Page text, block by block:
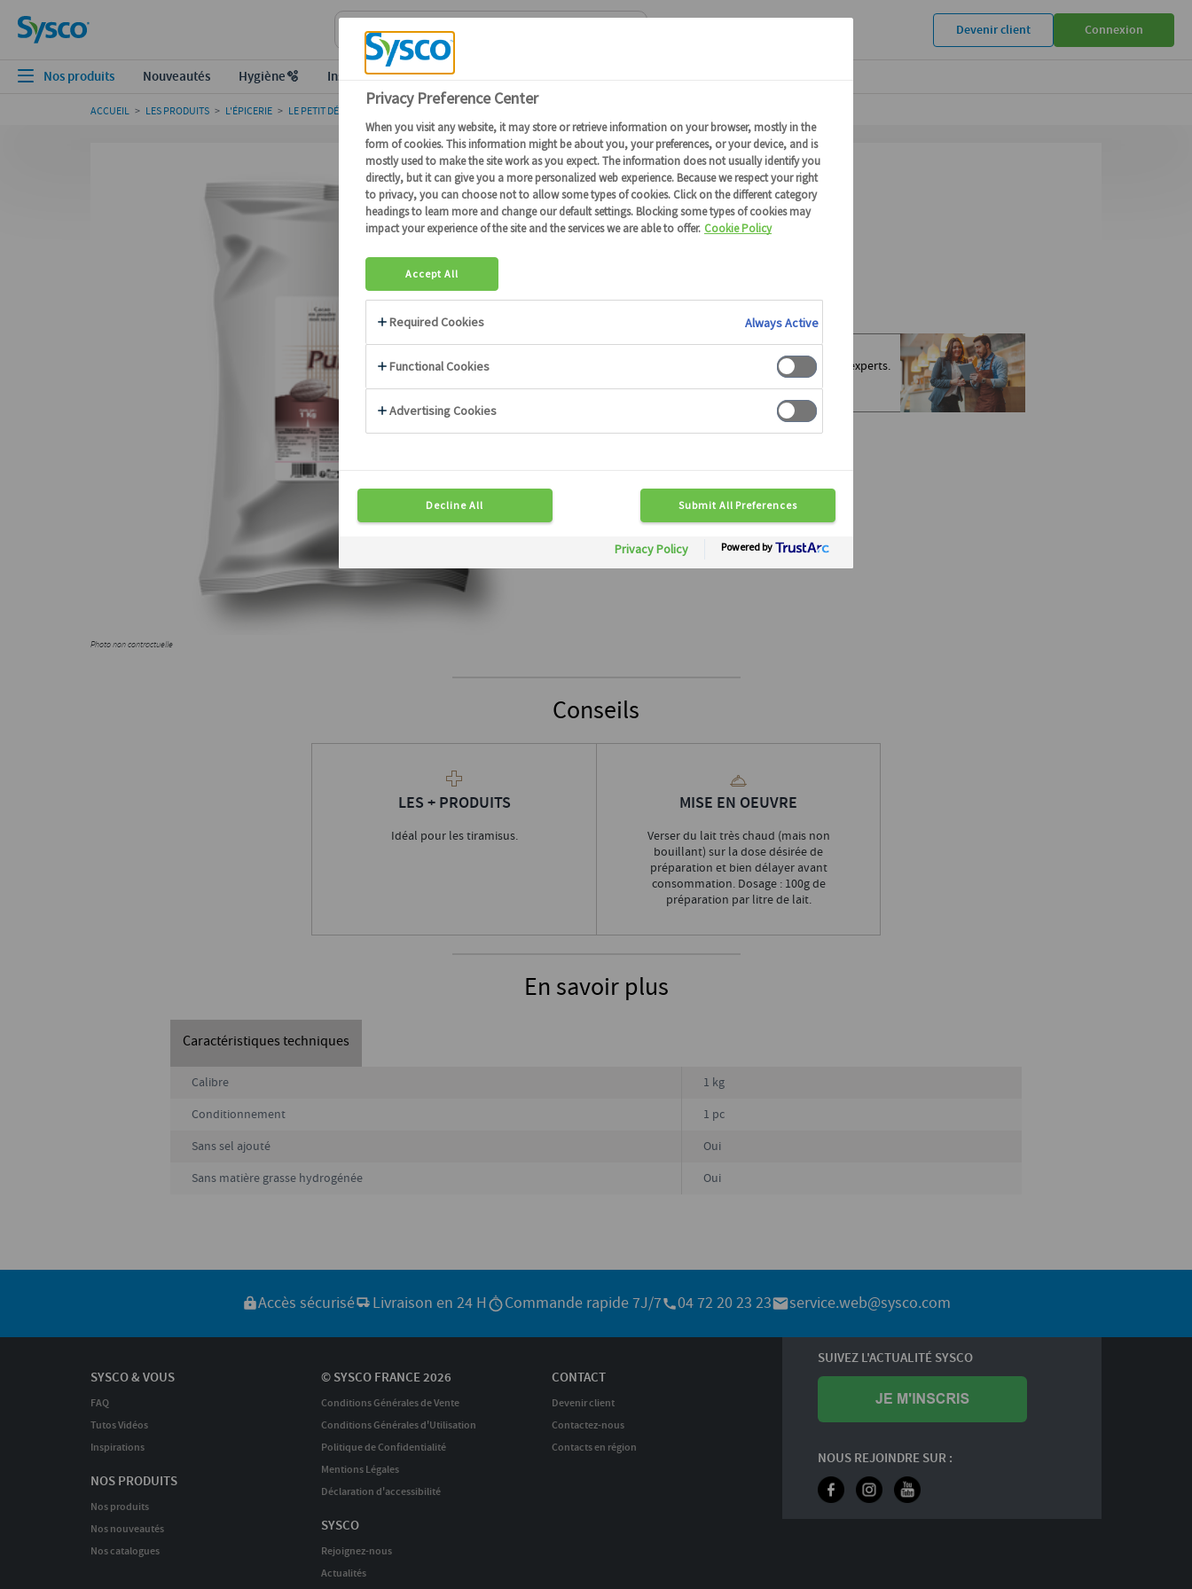
Devenir client Connexion
Nos produits Nouveautés Hygiène🫧 Inspiration
ACCUEIL > LES PRODUITS > L'ÉPICERIE > LE PETIT DÉJEUNER LE CHOCOLAT EN POUDRE
Photo non contractuelle
10050
Poudre de cacao
100% cacao
Besoin d'informations ?
Soyez mis en relation rapidement avec nos experts.
Contactez-nous
Conseils
LES + PRODUITS
Idéal pour les tiramisus.
MISE EN OEUVRE
Verser du lait très chaud (mais non
bouillant) sur la dose désirée de
préparation et bien délayer avant
consommation. Dosage : 100g de
préparation par litre de lait.
En savoir plus
Caractéristiques techniques
Calibre
1 kg
Conditionnement
1 pc
Sans sel ajouté
Oui
Sans matière grasse hydrogénée
Oui
Accès sécurisé Livraison en 24 H Commande rapide 7J/7 04 72 20 23 23 service.web@sysco.com
SYSCO & VOUS
FAQ
Tutos Vidéos
Inspirations
NOS PRODUITS
Nos produits
Nos nouveautés
Nos catalogues
© SYSCO FRANCE 2026
Conditions Générales de Vente
Conditions Générales d'Utilisation
Politique de Confidentialité
Mentions Légales
Déclaration d'accessibilité
SYSCO
Rejoignez-nous
Actualités
CONTACT
Devenir client
Contactez-nous
Contacts en région
SUIVEZ L'ACTUALITÉ SYSCO
NOUS REJOINDRE SUR :